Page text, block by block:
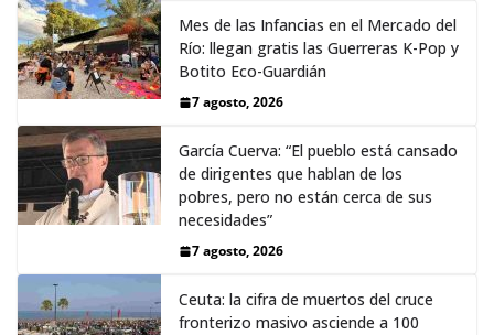
Mes de las Infancias en el Mercado del
Río: llegan gratis las Guerreras K-Pop y
Botito Eco-Guardián
7 agosto, 2026
García Cuerva: “El pueblo está cansado
de dirigentes que hablan de los
pobres, pero no están cerca de sus
necesidades”
7 agosto, 2026
Ceuta: la cifra de muertos del cruce
fronterizo masivo asciende a 100